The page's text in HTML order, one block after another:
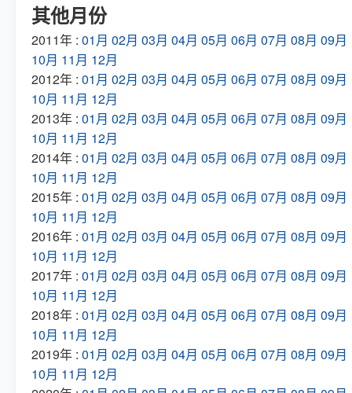
其他月份
2011年 : 01月 02月 03月 04月 05月 06月 07月 08月 09月
10月 11月 12月
2012年 : 01月 02月 03月 04月 05月 06月 07月 08月 09月
10月 11月 12月
2013年 : 01月 02月 03月 04月 05月 06月 07月 08月 09月
10月 11月 12月
2014年 : 01月 02月 03月 04月 05月 06月 07月 08月 09月
10月 11月 12月
2015年 : 01月 02月 03月 04月 05月 06月 07月 08月 09月
10月 11月 12月
2016年 : 01月 02月 03月 04月 05月 06月 07月 08月 09月
10月 11月 12月
2017年 : 01月 02月 03月 04月 05月 06月 07月 08月 09月
10月 11月 12月
2018年 : 01月 02月 03月 04月 05月 06月 07月 08月 09月
10月 11月 12月
2019年 : 01月 02月 03月 04月 05月 06月 07月 08月 09月
10月 11月 12月